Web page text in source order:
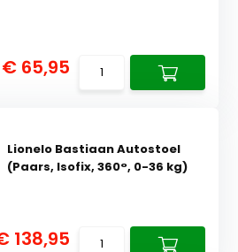
€ 65,95
Lionelo Bastiaan Autostoel
(Paars, Isofix, 360°, 0-36 kg)
138,95